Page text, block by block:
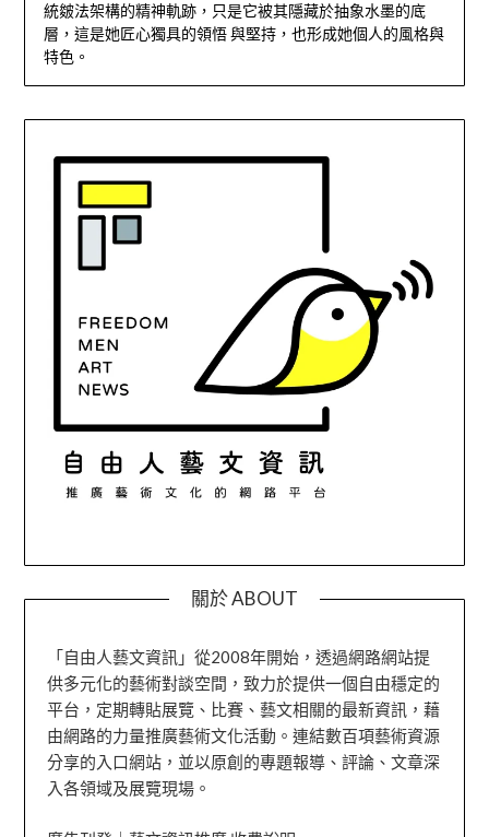
統皴法架構的精神軌跡，只是它被其隱藏於抽象水墨的底
層，這是她匠心獨具的領悟 與堅持，也形成她個人的風格與
特色。
關於 ABOUT
「自由人藝文資訊」從2008年開始，透過網路網站提
供多元化的藝術對談空間，致力於提供一個自由穩定的
平台，定期轉貼展覽、比賽、藝文相關的最新資訊，藉
由網路的力量推廣藝術文化活動。連結數百項藝術資源
分享的入口網站，並以原創的專題報導、評論、文章深
入各領域及展覽現場。